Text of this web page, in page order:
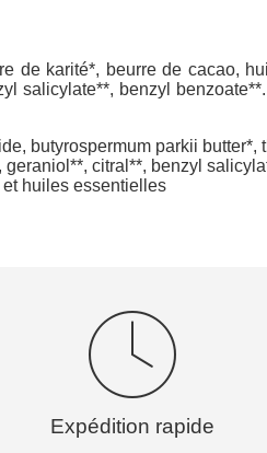
de karité*, beurre de cacao,
salicylate**, benzyl
butyrospermum parkii
citral**, benzyl
et huiles essentielles
Expédition rapide